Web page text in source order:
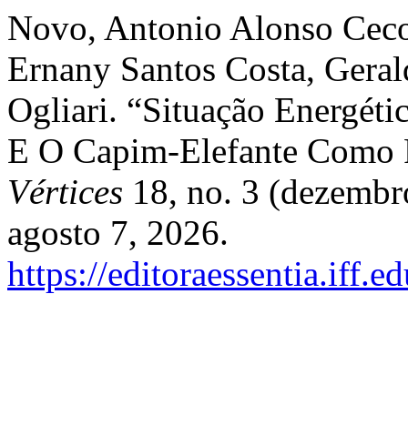
Novo, Antonio Alonso
Ernany Santos Costa,
Ogliari. “Situação
E O Capim-Elefante
Vértices 18, no. 3
agosto 7, 2026.
https://